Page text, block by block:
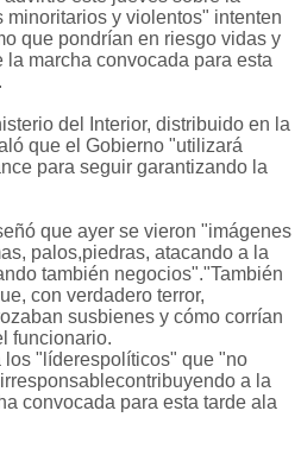
y violentos" intenten
que pondrían en riesgo vidas y
marcha convocada para esta
del Interior, distribuido en la
que el Gobierno "utilizará
para seguir garantizando la
que ayer se vieron "imágenes
palos,piedras, atacando a la
también negocios"."También
con verdadero terror,
susbienes y cómo corrían
funcionario.
los "líderespolíticos" que "no
a la
convocada para esta tarde ala